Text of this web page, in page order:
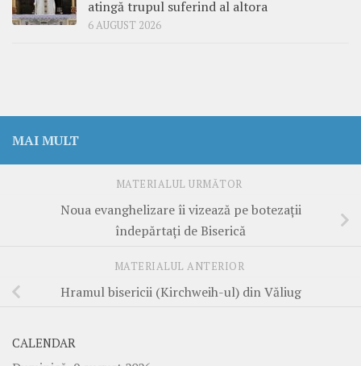
atingă trupul suferind al altora
6 AUGUST 2026
MAI MULT
MATERIALUL URMĂTOR
Noua evanghelizare îi vizează pe botezaţii
îndepărtaţi de Biserică
MATERIALUL ANTERIOR
Hramul bisericii (Kirchweih-ul) din Văliug
CALENDAR